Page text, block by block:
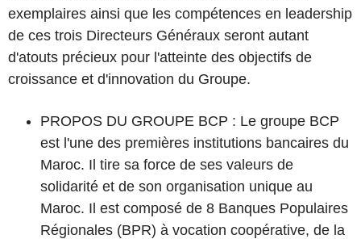
exemplaires ainsi que les compétences en leadership
de ces trois Directeurs Généraux seront autant
d'atouts précieux pour l'atteinte des objectifs de
croissance et d'innovation du Groupe.
PROPOS DU GROUPE BCP : Le groupe BCP
est l'une des premières institutions bancaires du
Maroc. Il tire sa force de ses valeurs de
solidarité et de son organisation unique au
Maroc. Il est composé de 8 Banques Populaires
Régionales (BPR) à vocation coopérative, de la